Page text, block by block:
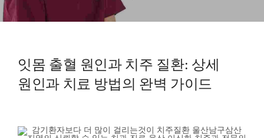
치아교정
치과의료정보
잇몸 출혈 원인과 치주 질환: 상세
원인과 치료 방법의 완벽 가이드